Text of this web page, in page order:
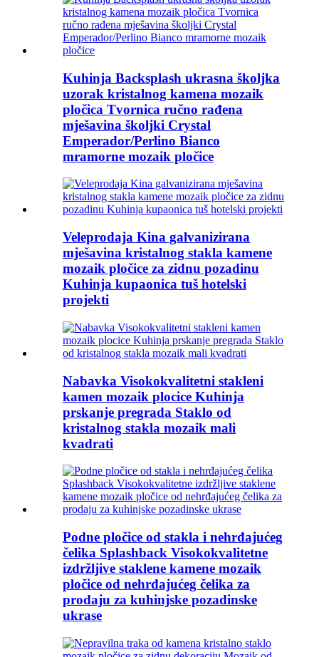
Kuhinja Backsplash ukrasna školjka
uzorak kristalnog kamena mozaik
pločica Tvornica ručno rađena
mješavina školjki Crystal
Emperador/Perlino Bianco
mramorne mozaik pločice
Veleprodaja Kina galvanizirana
mješavina kristalnog stakla kamene
mozaik pločice za zidnu pozadinu
Kuhinja kupaonica tuš hotelski
projekti
Nabavka Visokokvalitetni stakleni
kamen mozaik plocice Kuhinja
prskanje pregrada Staklo od
kristalnog stakla mozaik mali
kvadrati
Podne pločice od stakla i nehrđajućeg
čelika Splashback Visokokvalitetne
izdržljive staklene kamene mozaik
pločice od nehrđajućeg čelika za
prodaju za kuhinjske pozadinske
ukrase